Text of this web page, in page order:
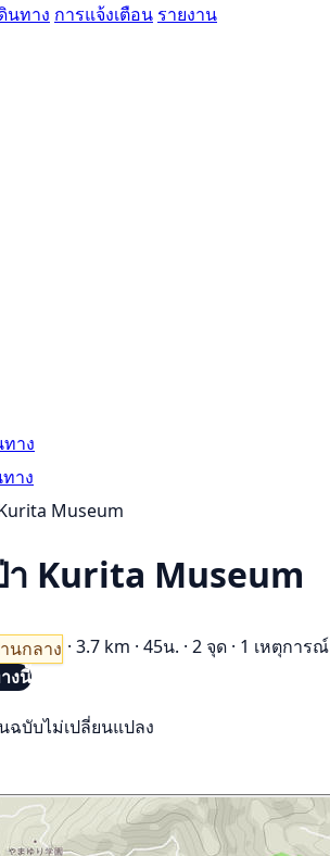
นทาง การแจ้งเตือน รายงาน
าง
าง
Museum
า Kurita Museum
นกลาง · 3.7 km · 45น. · 2 จุด · 1 เหตุการณ์
งนี้
บับไม่เปลี่ยนแปลง